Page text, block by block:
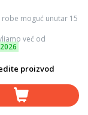
robe moguć unutar 15
već od
proizvod